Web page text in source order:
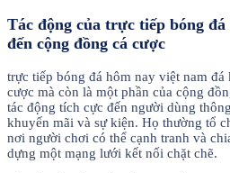
Tác động của trực tiếp bóng
đến cộng đồng cá cược
trực tiếp bóng đá hôm nay việt nam
cược mà còn là một phần của cộng
tác động tích cực đến người dùng
khuyến mãi và sự kiện. Họ thường tổ
nơi người chơi có thể cạnh tranh và
dựng một mạng lưới kết nối chặt chẽ.